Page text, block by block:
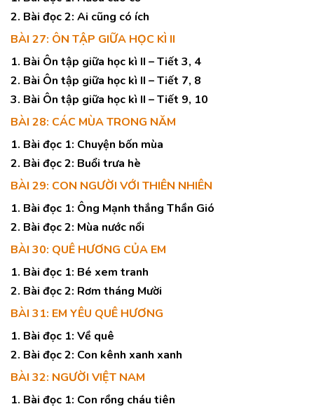
2. Bài đọc 2: Ai cũng có ích
BÀI 27: ÔN TẬP GIỮA HỌC KÌ II
1. Bài Ôn tập giữa học kì II – Tiết 3, 4
2. Bài Ôn tập giữa học kì II – Tiết 7, 8
3. Bài Ôn tập giữa học kì II – Tiết 9, 10
BÀI 28: CÁC MÙA TRONG NĂM
1. Bài đọc 1: Chuyện bốn mùa
2. Bài đọc 2: Buổi trưa hè
BÀI 29: CON NGƯỜI VỚI THIÊN NHIÊN
1. Bài đọc 1: Ông Mạnh thắng Thần Gió
2. Bài đọc 2: Mùa nước nổi
BÀI 30: QUÊ HƯƠNG CỦA EM
1. Bài đọc 1: Bé xem tranh
2. Bài đọc 2: Rơm tháng Mười
BÀI 31: EM YÊU QUÊ HƯƠNG
1. Bài đọc 1: Về quê
2. Bài đọc 2: Con kênh xanh xanh
BÀI 32: NGƯỜI VIỆT NAM
1. Bài đọc 1: Con rồng cháu tiên